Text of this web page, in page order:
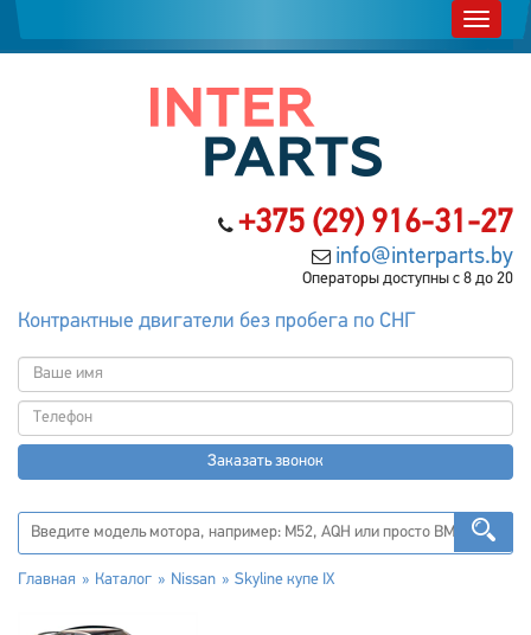
+375 (29) 916-31-27
info@interparts.by
Операторы доступны с 8 до 20
Контрактные двигатели без пробега по СНГ
Заказать звонок
Главная Каталог Nissan Skyline купе IX